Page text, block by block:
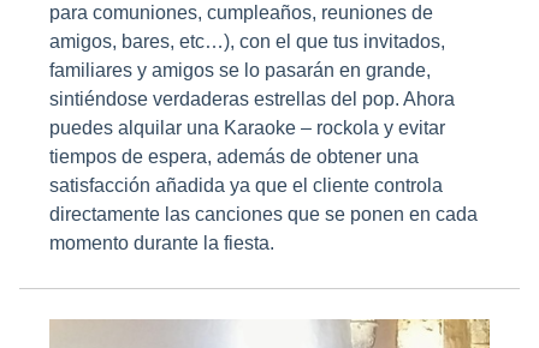
para comuniones, cumpleaños, reuniones de
amigos, bares, etc…), con el que tus invitados,
familiares y amigos se lo pasarán en grande,
sintiéndose verdaderas estrellas del pop. Ahora
puedes alquilar una Karaoke – rockola y evitar
tiempos de espera, además de obtener una
satisfacción añadida ya que el cliente controla
directamente las canciones que se ponen en cada
momento durante la fiesta.